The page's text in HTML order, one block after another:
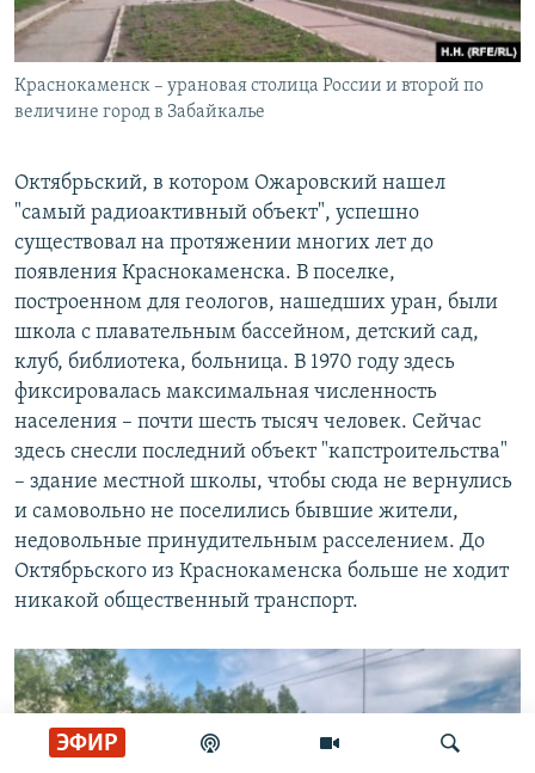
ЭФИР
Краснокаменск – урановая столица России и второй по
величине город в Забайкалье
Октябрьский, в котором Ожаровский нашел
"самый радиоактивный объект", успешно
существовал на протяжении многих лет до
появления Краснокаменска. В поселке,
построенном для геологов, нашедших уран, были
школа с плавательным бассейном, детский сад,
клуб, библиотека, больница. В 1970 году здесь
фиксировалась максимальная численность
населения – почти шесть тысяч человек. Сейчас
здесь снесли последний объект "капстроительства"
– здание местной школы, чтобы сюда не вернулись
и самовольно не поселились бывшие жители,
недовольные принудительным расселением. До
Октябрьского из Краснокаменска больше не ходит
никакой общественный транспорт.